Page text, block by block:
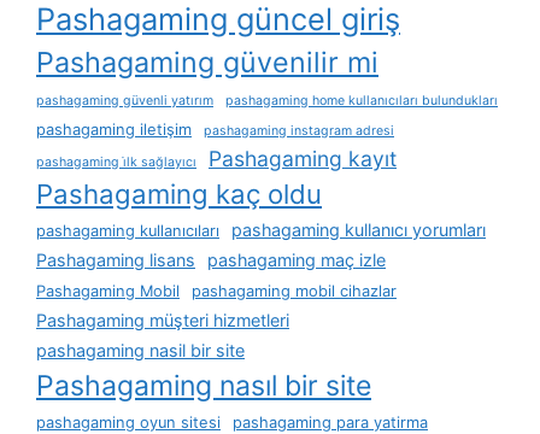
Pashagaming güncel giriş
Pashagaming güvenilir mi
pashagaming güvenli yatırım pashagaming home kullanıcıları bulundukları
pashagaming iletişim
pashagaming instagram adresi
pashagaming i̇lk sağlayıcı
Pashagaming kayıt
Pashagaming kaç oldu
pashagaming kullanıcıları
pashagaming kullanıcı yorumları
Pashagaming lisans
pashagaming maç izle
Pashagaming Mobil pashagaming mobil cihazlar
Pashagaming müşteri hizmetleri
pashagaming nasil bir site
Pashagaming nasıl bir site
pashagaming oyun sitesi pashagaming para yatirma